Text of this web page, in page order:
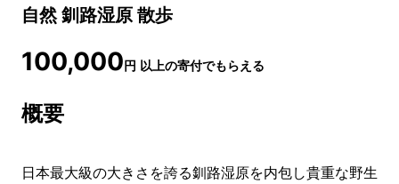
自然 釧路湿原 散歩
100,000円 以上の寄付でもらえる
概要
日本最大級の大きさを誇る釧路湿原を内包し貴重な野生